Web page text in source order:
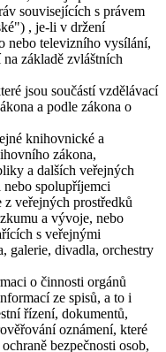
souvisejících s právem
, je-li v držení
nebo televizního vysílání,
základě zvláštních
jsou součástí vzdělávací
a podle zákona o
knihovnické a
zákona,
a dalších veřejných
spolupříjemci
veřejných prostředků
a vývoje, nebo
s veřejnými
galerie, divadla, orchestry
o činnosti orgánů
ze spisů, a to i
řízení, dokumentů,
oznámení, které
bezpečnosti osob,